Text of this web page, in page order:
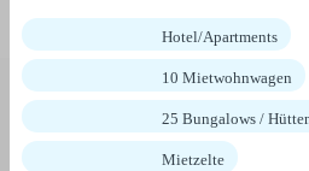
Hotel/Apartments
10 Mietwohnwagen
25 Bungalows /
Mietzelte